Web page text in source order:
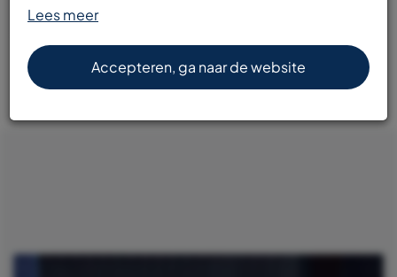
Lees meer
Accepteren, ga naar de website